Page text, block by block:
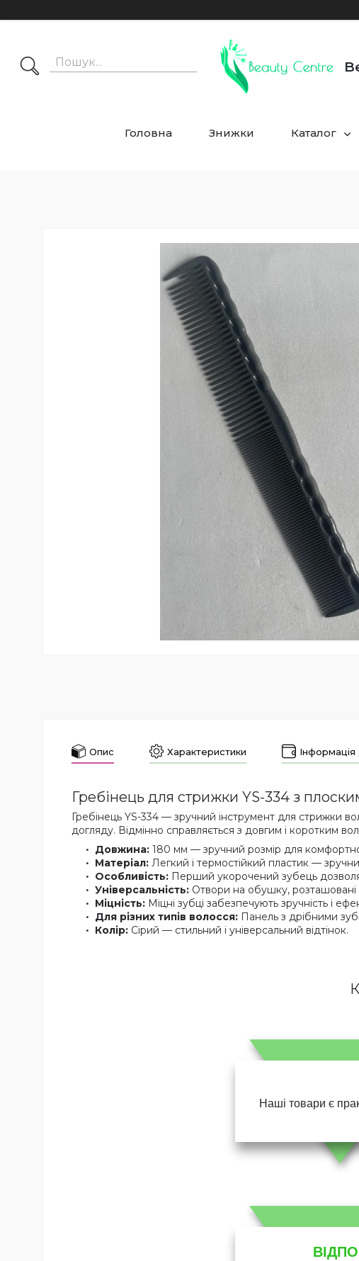
Головна Знижки Каталог
Опис Характеристики
Гребінець для стрижки YS-334 з
Гребінець YS-334 — зручний інструмент для стрижки
догляду. Відмінно справляється з довгим і коротким
Довжина: 180 мм — зручний розмір для
Матеріал: Легкий і термостійкий пластик —
Особливість: Перший укорочений зубець
Універсальність: Отвори на обушку, розташовані
Міцність: Міцні зубці забезпечують зручність і
Для різних типів волосся: Панель з дрібними
Колір: Сірий — стильний і універсальний відтінок.
Наші товари є